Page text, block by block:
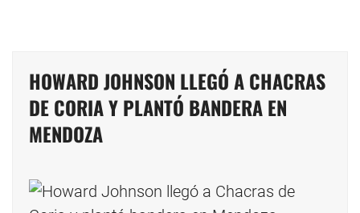
HOWARD JOHNSON LLEGÓ A CHACRAS
DE CORIA Y PLANTÓ BANDERA EN
MENDOZA